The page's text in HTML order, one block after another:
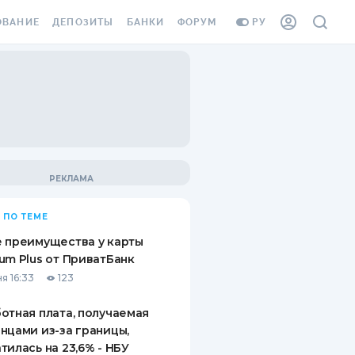
РУ
ВИНЬЕТКА
СОТРУДНИКОВ
ОТ
СЛУЧАЕВ
ДЕПОЗИТЫ
ВОПРОСЫ И ОТВЕТЫ
ПУТЕВОДИТЕЛИ ПО
БАНКИ ФОРУМ
ПО ТЕМЕ
преимущества у карты
Plus от ПриватБанк
16:33 123
плата, получаемая
из-за границы,
на 23,6% - НБУ